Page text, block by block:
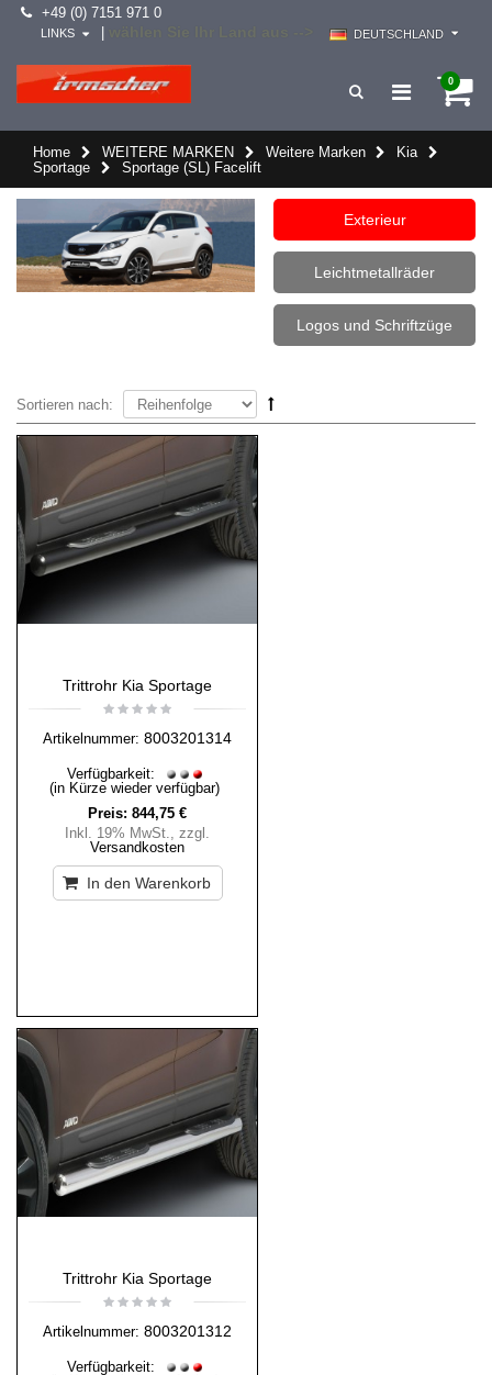
+49 (0) 7151 971 0
DEUTSCHLAND
LINKS
0
Home WEITERE MARKEN Weitere Marken
Kia
Sportage
Sportage (SL) Facelift
Exterieur
Leichtmetallräder
Logos und Schriftzüge
Sortieren nach:
Trittrohr Kia Sportage
Artikelnummer: 8003201314
Verfügbarkeit:
(in Kürze wieder verfügbar)
Preis: 844,75 €
Inkl. 19% MwSt., zzgl.
Versandkosten
In den Warenkorb
Trittrohr Kia Sportage
Artikelnummer: 8003201312
Verfügbarkeit: